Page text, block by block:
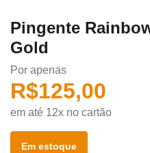
Pingente
Gold
Por apenas
R$125,00
em até 12x no cartão
Em estoque